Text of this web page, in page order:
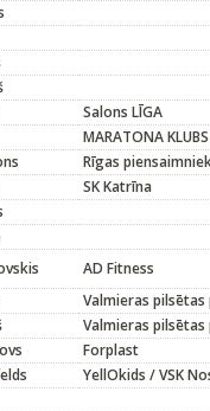
Salons LĪGA
MARATONA KLUBS
Rīgas
SK Katrīna
AD Fitness
Valmieras pilsētas
Valmieras pilsētas
Forplast
YellOkids / VSK